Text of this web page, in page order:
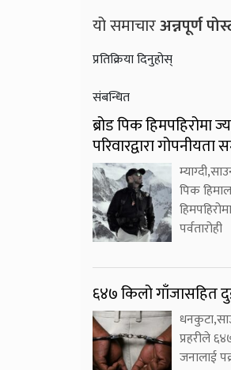
यो समाचारअन्नपूर्ण
प्रतिक्रिया दिनुहोस्
संबन्धित
ब्रोड पिक हिमपहिरोमा
परिवारद्वारा गोपनीयता
पिक
पर्वतारोही
६४७ किलो गाँजासहित
प्रहरीले
जनालाई